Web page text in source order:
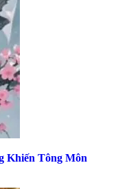
Khiến Tông Môn